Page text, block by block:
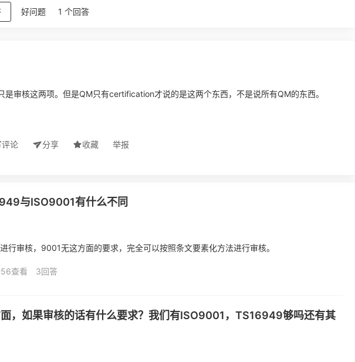
好问题 1 个回答
是审核这两项。但是QM只有certification才说的是这两个东西，不是说所有QM的东西。
评论 分享 收藏 举报
与ISO9001有什么不同
行审核，9001无这方面的要求，完全可以按照条文要素化方法进行审核。
查看 3回答
，如果审核的话有什么要求？我们有ISO9001，TS16949够吗还有其